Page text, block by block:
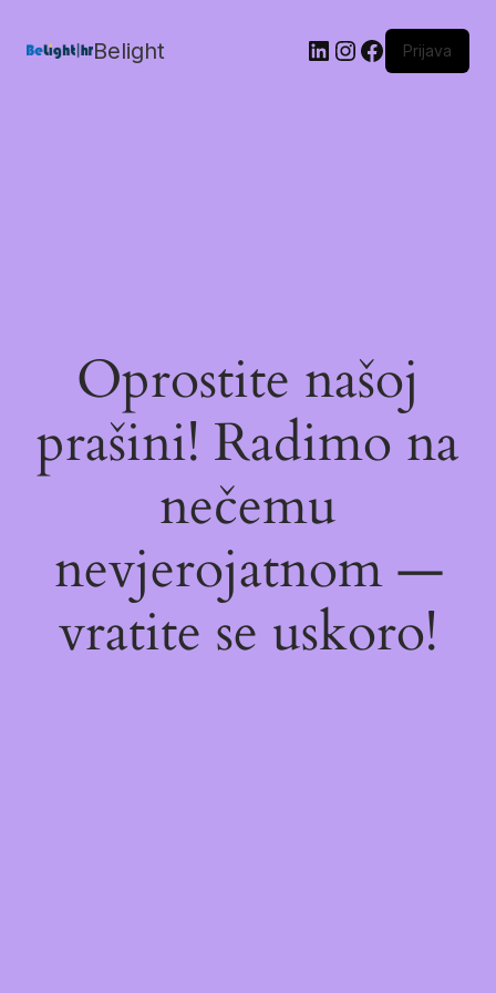
Belight Prijava
Oprostite našoj
prašini! Radimo na
nečemu
nevjerojatnom —
vratite se uskoro!